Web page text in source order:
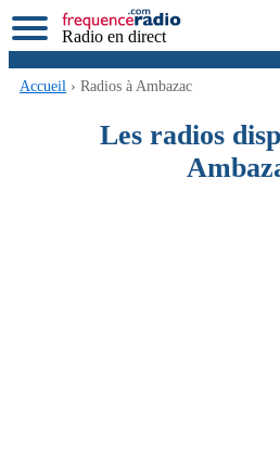
Radio en direct
Accueil › Radios à Ambazac
Les radios